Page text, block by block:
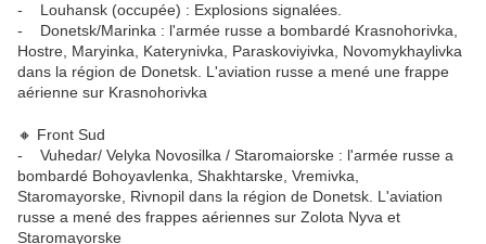
- Louhansk (occupée) : Explosions signalées.
- Donetsk/Marinka : l'armée russe a bombardé Krasnohorivka,
Hostre, Maryinka, Katerynivka, Paraskoviyivka, Novomykhaylivka
dans la région de Donetsk. L'aviation russe a mené une frappe
aérienne sur Krasnohorivka
🔸 Front Sud
- Vuhedar/ Velyka Novosilka / Staromaiorske : l'armée russe a
bombardé Bohoyavlenka, Shakhtarske, Vremivka,
Staromayorske, Rivnopil dans la région de Donetsk. L'aviation
russe a mené des frappes aériennes sur Zolota Nyva et
Staromayorske